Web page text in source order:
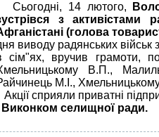
Сьогодні, 14 лютого,
з активістами
(голова
виводу радянських
сім"ях, вручив грамоти,
В.П.,
М.І.,
Акції сприяли приватні
Виконком селищної ради.